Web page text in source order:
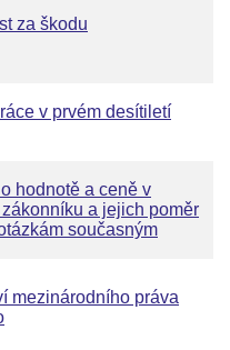
za škodu
v prvém desítiletí
hodnotě a ceně v
a jejich poměr
současným
mezinárodního práva